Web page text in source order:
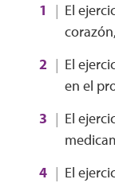
El
El
en el
El
El